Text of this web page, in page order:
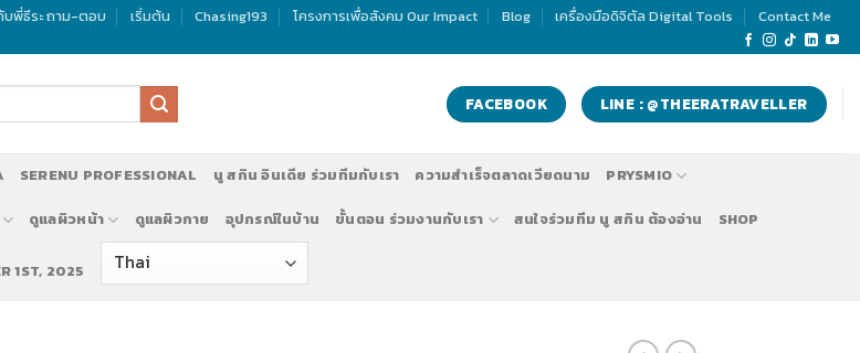
พี่ธีระ ถาม-ตอบ เริ่มต้น Chasing193 โครงการเพื่อสังคม Our Impact Blog เครื่องมือดิจิตัล Digital Tools Contact Me
FACEBOOK LINE : @THEERATRAVELLER
SERENU PROFESSIONAL นู สกิน อินเดีย ร่วมทีมกับเรา ความสำเร็จตลาดเวียดนาม PRYSMIO
ดูแลผิวหน้า ดูแลผิวกาย อุปกรณ์ในบ้าน ขั้นตอน ร่วมงานกับเรา สนใจร่วมทีม นู สกิน ต้องอ่าน SHOP
1ST, 2025